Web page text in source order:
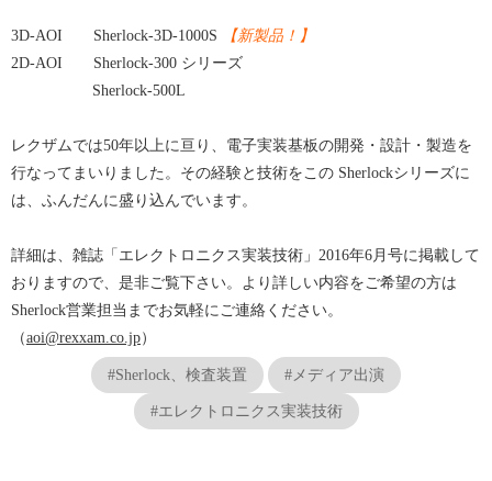
3D-AOI Sherlock-3D-1000S
【新製品！】
2D-AOI Sherlock-300 シリーズ
Sherlock-500L
レクザムでは50年以上に亘り、電子実装基板の開発・設計・製造を
行なってまいりました。その経験と技術をこの Sherlockシリーズに
は、ふんだんに盛り込んでいます。
詳細は、雑誌「エレクトロニクス実装技術」2016年6月号に掲載して
おりますので、是非ご覧下さい。より詳しい内容をご希望の方は
Sherlock営業担当までお気軽にご連絡ください。
（aoi@rexxam.co.jp）
#Sherlock、検査装置 #メディア出演
#エレクトロニクス実装技術